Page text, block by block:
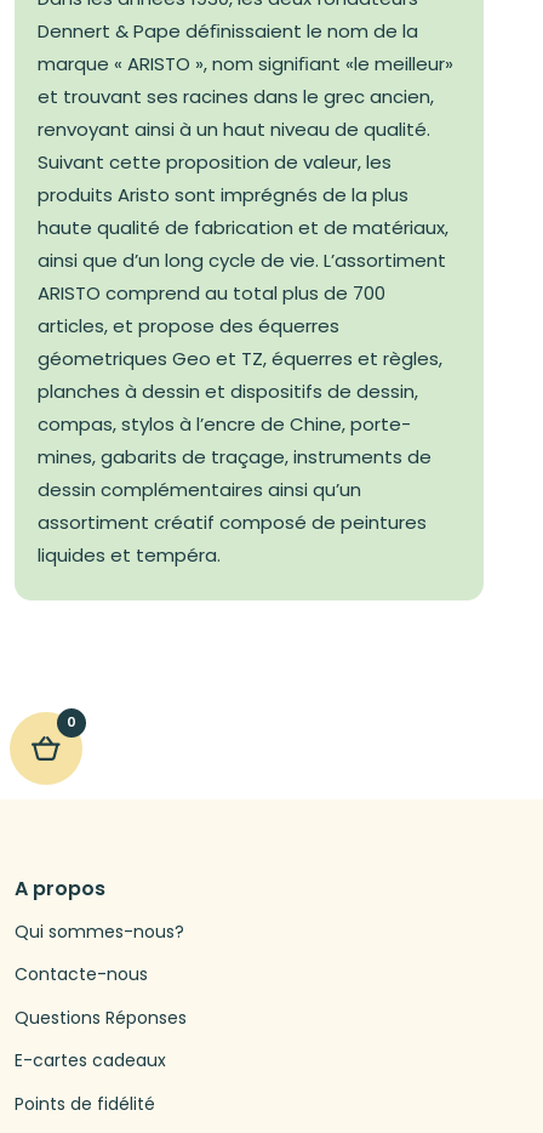
Dennert & Pape déﬁnissaient le nom de la
marque « ARISTO », nom signiﬁant «le meilleur»
et trouvant ses racines dans le grec ancien,
renvoyant ainsi à un haut niveau de qualité.
Suivant cette proposition de valeur, les
produits Aristo sont imprégnés de la plus
haute qualité de fabrication et de matériaux,
ainsi que d’un long cycle de vie. L’assortiment
ARISTO comprend au total plus de 700
articles, et propose des équerres
géometriques Geo et TZ, équerres et règles,
planches à dessin et dispositifs de dessin,
compas, stylos à l’encre de Chine, porte-
mines, gabarits de traçage, instruments de
dessin complémentaires ainsi qu’un
assortiment créatif composé de peintures
liquides et tempéra.
0
A propos
Qui sommes-nous?
Contacte-nous
Questions Réponses
E-cartes cadeaux
Points de fidélité